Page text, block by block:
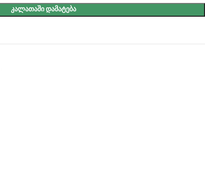
ᲙᲐᲚᲐᲗᲐᲨᲘ ᲓᲐᲛᲐᲢᲔᲑᲐ